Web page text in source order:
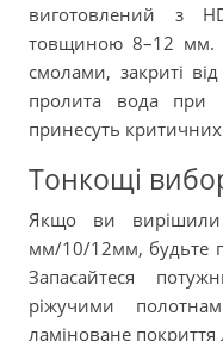
виготовлений з
товщиною 8–12 мм.
смолами, закриті
пролита вода при
принесуть критичних
Тонкощі
Якщо ви
мм/10/12мм, будьте
Запасайтеся
ріжучими
ламіноване